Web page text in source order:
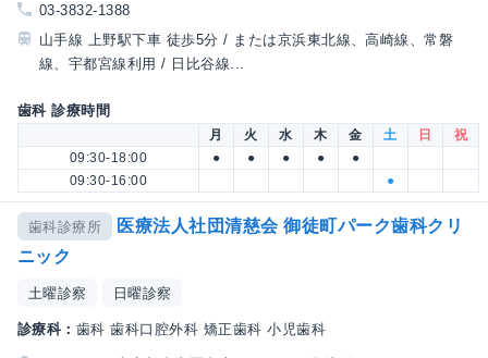
03-3832-1388
山手線 上野駅下車 徒歩5分 / または京浜東北線、高崎線、常磐
線、宇都宮線利用 / 日比谷線...
歯科 診療時間
月 火 水 木 金 土 日
祝
09:30-18:00
● ● ● ●
●
09:30-16:00
●
歯科診療所
医療法人社団清慈会 御徒町パーク歯科クリ
ニック
土曜診察 日曜診察
診療科： 歯科 歯科口腔外科 矯正歯科 小児歯科